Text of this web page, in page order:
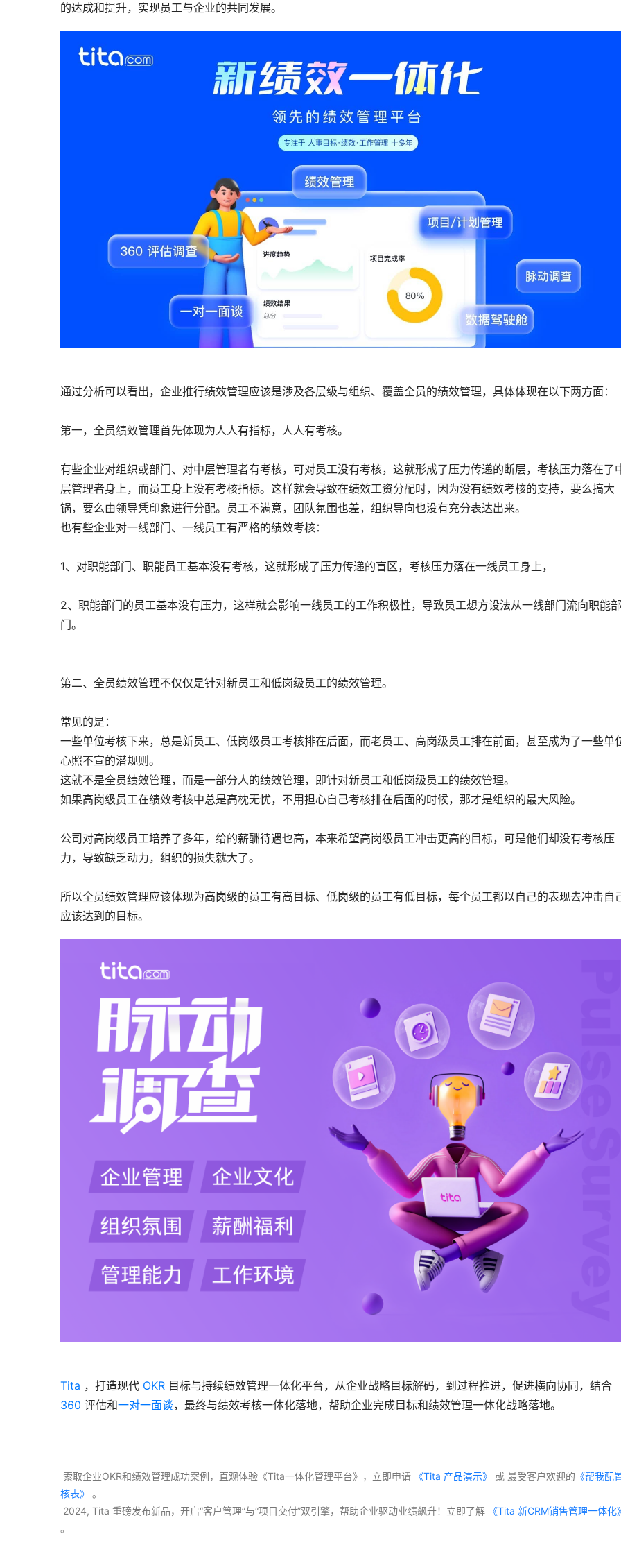
的达成和提升，实现员工与企业的共同发展。
通过分析可以看出，企业推行绩效管理应该是涉及各层级与组织、覆盖全员的绩效管理，具体体现在以下两方面：
第一，全员绩效管理首先体现为人人有指标，人人有考核。
有些企业对组织或部门、对中层管理者有考核，可对员工没有考核，这就形成了压力传递的断层，考核压力落在了
层管理者身上，而员工身上没有考核指标。这样就会导致在绩效工资分配时，因为没有绩效考核的支持，要么搞大
锅，要么由领导凭印象进行分配。员工不满意，团队氛围也差，组织导向也没有充分表达出来。
也有些企业对一线部门、一线员工有严格的绩效考核：
1、对职能部门、职能员工基本没有考核，这就形成了压力传递的盲区，考核压力落在一线员工身上，
2、职能部门的员工基本没有压力，这样就会影响一线员工的工作积极性，导致员工想方设法从一线部门流向职能部
门。
第二、全员绩效管理不仅仅是针对新员工和低岗级员工的绩效管理。
常见的是：
一些单位考核下来，总是新员工、低岗级员工考核排在后面，而老员工、高岗级员工排在前面，甚至成为了一些单
心照不宣的潜规则。
这就不是全员绩效管理，而是一部分人的绩效管理，即针对新员工和低岗级员工的绩效管理。
如果高岗级员工在绩效考核中总是高枕无忧，不用担心自己考核排在后面的时候，那才是组织的最大风险。
公司对高岗级员工培养了多年，给的薪酬待遇也高，本来希望高岗级员工冲击更高的目标，可是他们却没有考核压
力，导致缺乏动力，组织的损失就大了。
所以全员绩效管理应该体现为高岗级的员工有高目标、低岗级的员工有低目标，每个员工都以自己的表现去冲击自
应该达到的目标。
Tita ，打造现代 OKR
360 评估和一对一面谈，最终与绩效考核一体化落地，帮助企业完成目标和绩效管理一体化战略落地。
索取企业OKR和绩效管理成功案例，直观体验《Tita一体化管理平台》，立即申请 《Tita 产品演示》 或 最受客户欢迎的 《帮我配
核表》
。
2024, Tita 重磅发布新品，开启“客户管理”与“项目交付”双引擎，帮助企业驱动业绩飙升！立即了解
。